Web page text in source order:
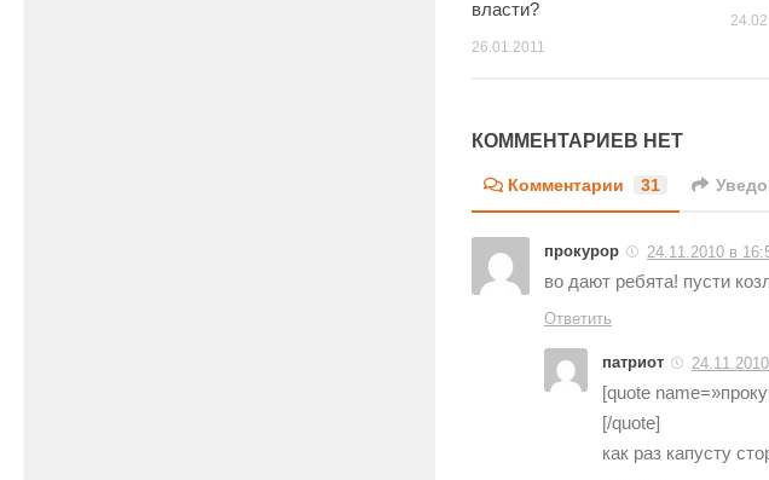
власти?
26.01.2011
КОММЕНТАРИЕВ НЕТ
Комментарии 31
прокурор 24.11.2010 в
во дают ребята! пусти
Ответить
патриот
[quote
[/quote]
как раз капусту